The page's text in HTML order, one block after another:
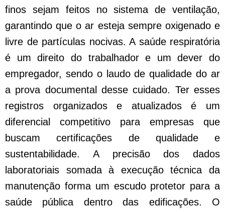
finos sejam feitos no sistema de ventilação,
garantindo que o ar esteja sempre oxigenado e
livre de partículas nocivas. A saúde respiratória
é um direito do trabalhador e um dever do
empregador, sendo o laudo de qualidade do ar
a prova documental desse cuidado. Ter esses
registros organizados e atualizados é um
diferencial competitivo para empresas que
buscam certificações de qualidade e
sustentabilidade. A precisão dos dados
laboratoriais somada à execução técnica da
manutenção forma um escudo protetor para a
saúde pública dentro das edificações. O